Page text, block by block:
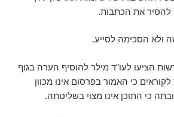
ולא הסכימה לסייע.
החדשות הציעו לעו"ד מילר להוסיף הערה בגוף
כי האמור בפרסום אינו מכוון
כי התוכן אינו מצוי בשליטתה.